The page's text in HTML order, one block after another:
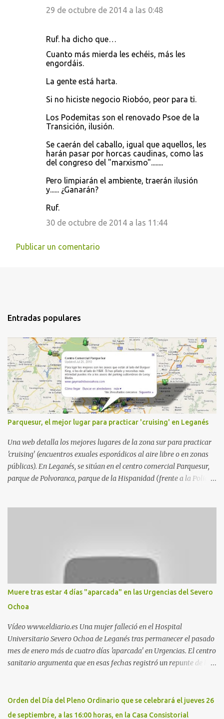
29 de octubre de 2014 a las 0:48
Ruf. ha dicho que…
Cuanto más mierda les echéis, más les
engordáis.
La gente está harta.
Si no hiciste negocio Riobóo, peor para ti.
Los Podemitas son el renovado Psoe de la
Transición, ilusión.
Se caerán del caballo, igual que aquellos, les
harán pasar por horcas caudinas, como las
del congreso del "marxismo"........
Pero limpiarán el ambiente, traerán ilusión
y...... ¿Ganarán?
Ruf.
30 de octubre de 2014 a las 11:44
Publicar un comentario
Entradas populares
Parquesur, el mejor lugar para practicar 'cruising' en Leganés
Una web detalla los mejores lugares de la zona sur para practicar
'cruising' (encuentros exuales esporádicos al aire libre o en zonas
públicas). En Leganés, se sitúan en el centro comercial Parquesur,
parque de Polvoranca, parque de la Hispanidad (frente a la Policía
estadio municipal de Butarque) y caminos entre el estadio y Plaza
Nueva. Otro lugar: Escombrera de Polvoranca, entre Leganés y
Móstoles También en el parque de la Hispanidad, situado frente a
la Policía Local de Leganés de la calle Chile, 1, y junto al
cementerio de Butarque". Más información
Muere tras estar 4 días "aparcada" en las Urgencias del Severo
Ochoa
Vídeo www.eldiario.es Una mujer falleció en el Hospital
Universitario Severo Ochoa de Leganés tras permanecer el pasado
mes de enero más de cuatro días 'aparcada' en Urgencias. El centro
sanitario argumenta que en esas fechas registró un repunte de las
arritmia y agravamiento de su dolencia por culpa de un resfriado.
Por ello, la ingresaron a finales del año pasado en el Hospital
Orden del Día del Pleno Ordinario que se celebrará el jueves 26
de septiembre, a las 16:00 horas, en la Casa Consistorial